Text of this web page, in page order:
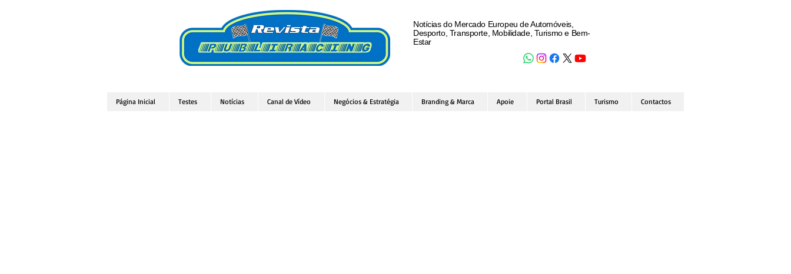
Notícias do Mercado Europeu de Automóveis,
Desporto, Transporte, Mobilidade, Turismo e Bem-
Estar
Página Inicial Testes Notícias Canal de Vídeo Negócios & Estratégia Branding & Marca Apoie Portal Brasil Turismo Contactos